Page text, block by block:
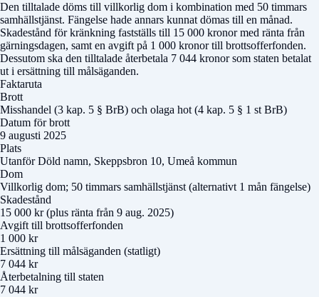
Den tilltalade döms till villkorlig dom i kombination med 50 timmars
samhällstjänst. Fängelse hade annars kunnat dömas till en månad.
Skadestånd för kränkning fastställs till 15 000 kronor med ränta från
gärningsdagen, samt en avgift på 1 000 kronor till brottsofferfonden.
Dessutom ska den tilltalade återbetala 7 044 kronor som staten betalat
ut i ersättning till målsäganden.
Faktaruta
Brott
Misshandel (3 kap. 5 § BrB) och olaga hot (4 kap. 5 § 1 st BrB)
Datum för brott
9 augusti 2025
Plats
UtanförDöld namn, Skeppsbron 10, Umeå kommun
Dom
Villkorlig dom; 50 timmars samhällstjänst (alternativt 1 mån fängelse)
Skadestånd
15 000 kr (plus ränta från 9 aug. 2025)
Avgift till brottsofferfonden
1 000 kr
Ersättning till målsäganden (statligt)
7 044 kr
Återbetalning till staten
7 044 kr